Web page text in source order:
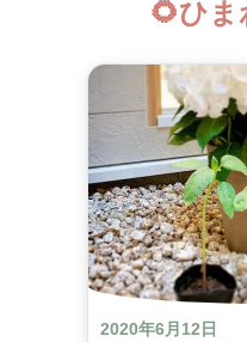
🌻ひま
2020年6月12日